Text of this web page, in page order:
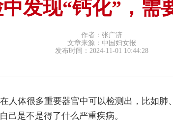
发现“钙化”，需
作者：张广济
文章来源：中国妇女报
发布时间：2024-11-01 10:44:28
人体很多重要器官中可以检测出，比如
己是不是得了什么严重疾病。